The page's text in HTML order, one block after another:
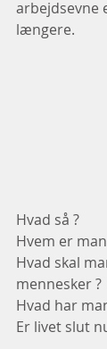
arbejdsevne
længere.
Hvad så ?
Hvem er
Hvad skal
mennesker ?
Hvad har
Er livet slut